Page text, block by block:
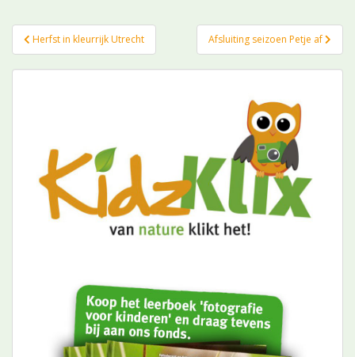
Bericht
navigatie
Herfst in kleurrijk Utrecht Afsluiting seizoen Petje af